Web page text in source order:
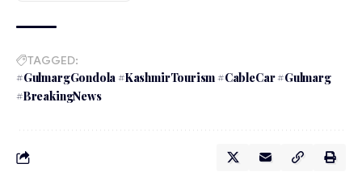
TAGGED:
#GulmargGondola #KashmirTourism #CableCar #Gulmarg
#BreakingNews